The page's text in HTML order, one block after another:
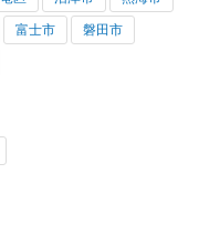
富士市 磐田市